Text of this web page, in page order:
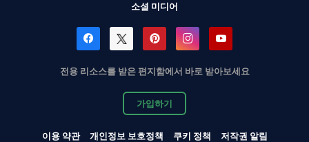
소셜 미디어
전용 리소스를 받은 편지함에서 바로 받아보세요
가입하기
이용 약관 개인정보 보호정책 쿠키 정책
저작권 알림